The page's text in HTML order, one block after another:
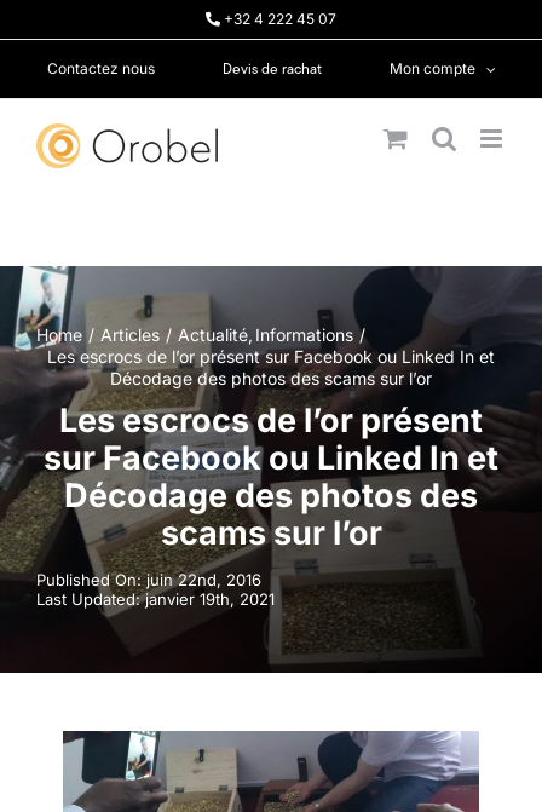
+32 4 222 45 07
Contactez nous Devis de rachat Mon compte
Home Articles Actualité Informations
Les escrocs de l’or présent sur Facebook ou Linked In et
Décodage des photos des scams sur l’or
Les escrocs de l’or présent
sur Facebook ou Linked In et
Décodage des photos des
scams sur l’or
Published On: juin 22nd, 2016
Last Updated: janvier 19th, 2021